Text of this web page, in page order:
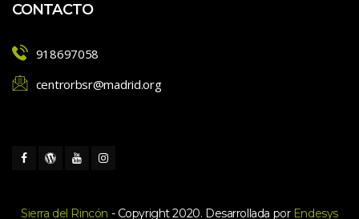
CONTACTO
918697058
centrorbsr@madrid.org
Sierra del Rincón - Copyright 2020. Desarrollada por Endesy